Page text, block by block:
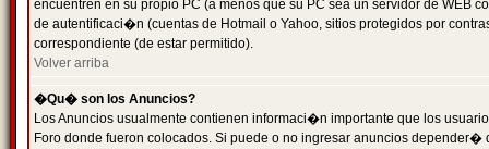
encuentren en su propio PC (a menos que su PC sea un servidor de
de autentificaci�n (cuentas de Hotmail o Yahoo, sitios protegidos por
correspondiente (de estar permitido).
Volver arriba
�Qu� son los Anuncios?
Los Anuncios usualmente contienen informaci�n importante que los
Foro donde fueron colocados. Si puede o no ingresar anuncios